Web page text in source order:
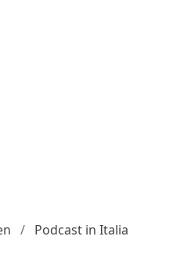
Podcast in Italia